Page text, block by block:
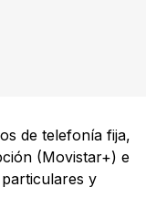
de telefonía fija,
(Movistar+) e
y